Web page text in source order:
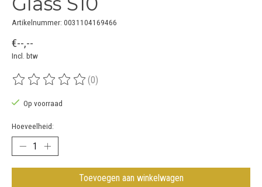
Artikelnummer: 0031104169466
€--,--
Incl. btw
De beoordeling van dit product is
(0)
Op voorraad
Hoeveelheid:
Toevoegen aan winkelwagen